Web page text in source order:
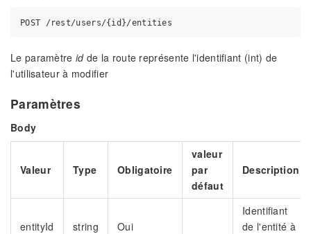
Le paramètre idde la route représente l'identifiant (int) de
l'utilisateur à modifier
Paramètres
Body
Valeur Type Obligatoire
valeur
par
défaut
Description
entityId string Oui
Identifiant
de l'entité à